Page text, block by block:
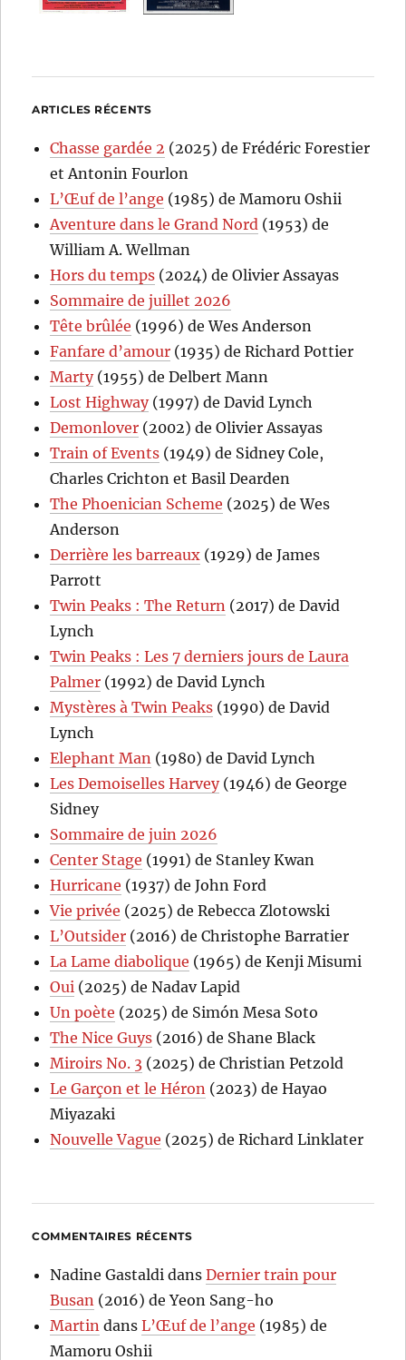
ARTICLES RÉCENTS
Chasse gardée 2 (2025) de Frédéric Forestier
et Antonin Fourlon
L’Œuf de l’ange (1985) de Mamoru Oshii
Aventure dans le Grand Nord (1953) de
William A. Wellman
Hors du temps (2024) de Olivier Assayas
Sommaire de juillet 2026
Tête brûlée (1996) de Wes Anderson
Fanfare d’amour (1935) de Richard Pottier
Marty(1955) de Delbert Mann
Lost Highway(1997) de David Lynch
Demonlover (2002) de Olivier Assayas
Train of Events (1949) de Sidney Cole,
Charles Crichton et Basil Dearden
The Phoenician Scheme (2025) de Wes
Anderson
Derrière les barreaux (1929) de James
Parrott
Twin Peaks : The Return (2017) de David
Lynch
Twin Peaks : Les 7 derniers jours de Laura
Palmer (1992) de David Lynch
Mystères à Twin Peaks (1990) de David
Lynch
Elephant Man (1980) de David Lynch
Les Demoiselles Harvey(1946) de George
Sidney
Sommaire de juin 2026
Center Stage (1991) de Stanley Kwan
Hurricane (1937) de John Ford
Vie privée (2025) de Rebecca Zlotowski
L’Outsider (2016) de Christophe Barratier
La Lame diabolique (1965) de Kenji Misumi
Oui (2025) de Nadav Lapid
Un poète (2025) de Simón Mesa Soto
The Nice Guys (2016) de Shane Black
Miroirs No. 3 (2025) de Christian Petzold
Le Garçon et le Héron (2023) de Hayao
Miyazaki
Nouvelle Vague (2025) de Richard Linklater
COMMENTAIRES RÉCENTS
Nadine Gastaldi dansDernier train pour
Busan (2016) de Yeon Sang-ho
Martin dansL’Œuf de l’ange (1985) de
Mamoru Oshii